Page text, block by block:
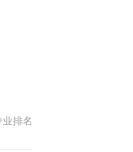
排名